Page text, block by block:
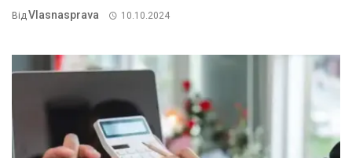
Від Vlasnasprava 10.10.2024